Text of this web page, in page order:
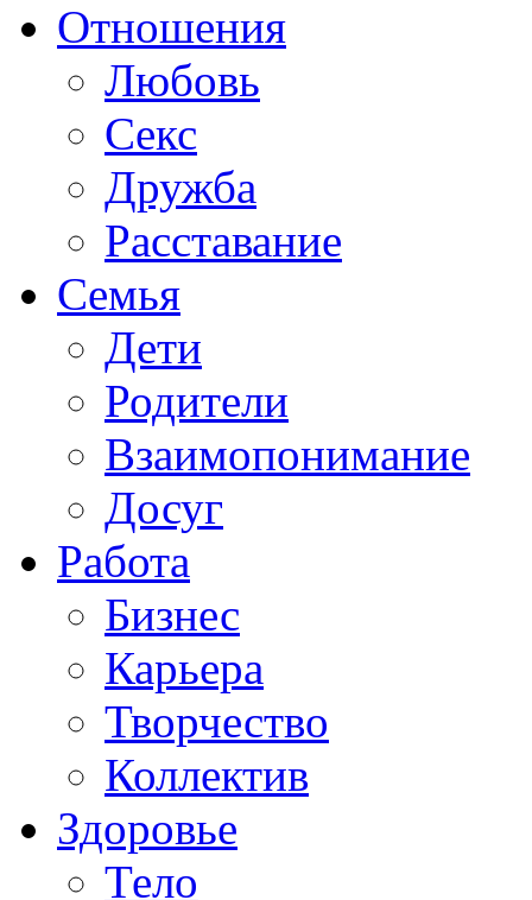
Отношения
Любовь
Секс
Дружба
Расставание
Семья
Дети
Родители
Взаимопонимание
Досуг
Работа
Бизнес
Карьера
Творчество
Коллектив
Здоровье
Тело